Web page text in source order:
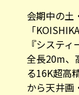
会期中の土
「
『システ
全長20m、
る16K超高
から天井画